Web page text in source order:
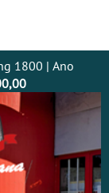
1800 | Ano